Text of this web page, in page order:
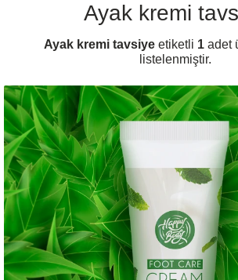
Ayak kremi
Ayak kremi tavsiyeetiketli 1adet
listelenmiştir.